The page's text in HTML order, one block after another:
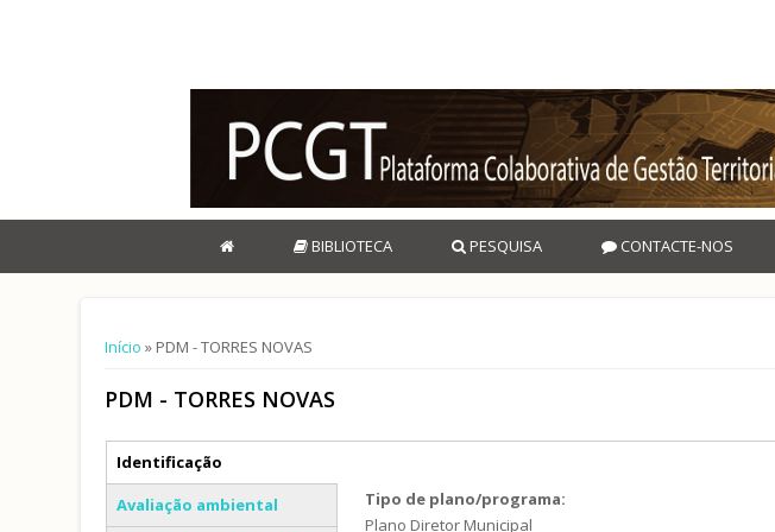
BIBLIOTECA PESQUISA CONTACTE-NOS
Está aqui
Início » PDM - TORRES NOVAS
PDM - TORRES NOVAS
Separadores verticais
Identificação
(separador ativo)
Avaliação ambiental
Tipo de plano/programa:
Plano Diretor Municipal